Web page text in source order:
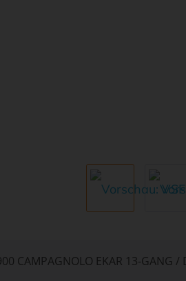
CAMPAGNOLO EKAR 13-GANG /